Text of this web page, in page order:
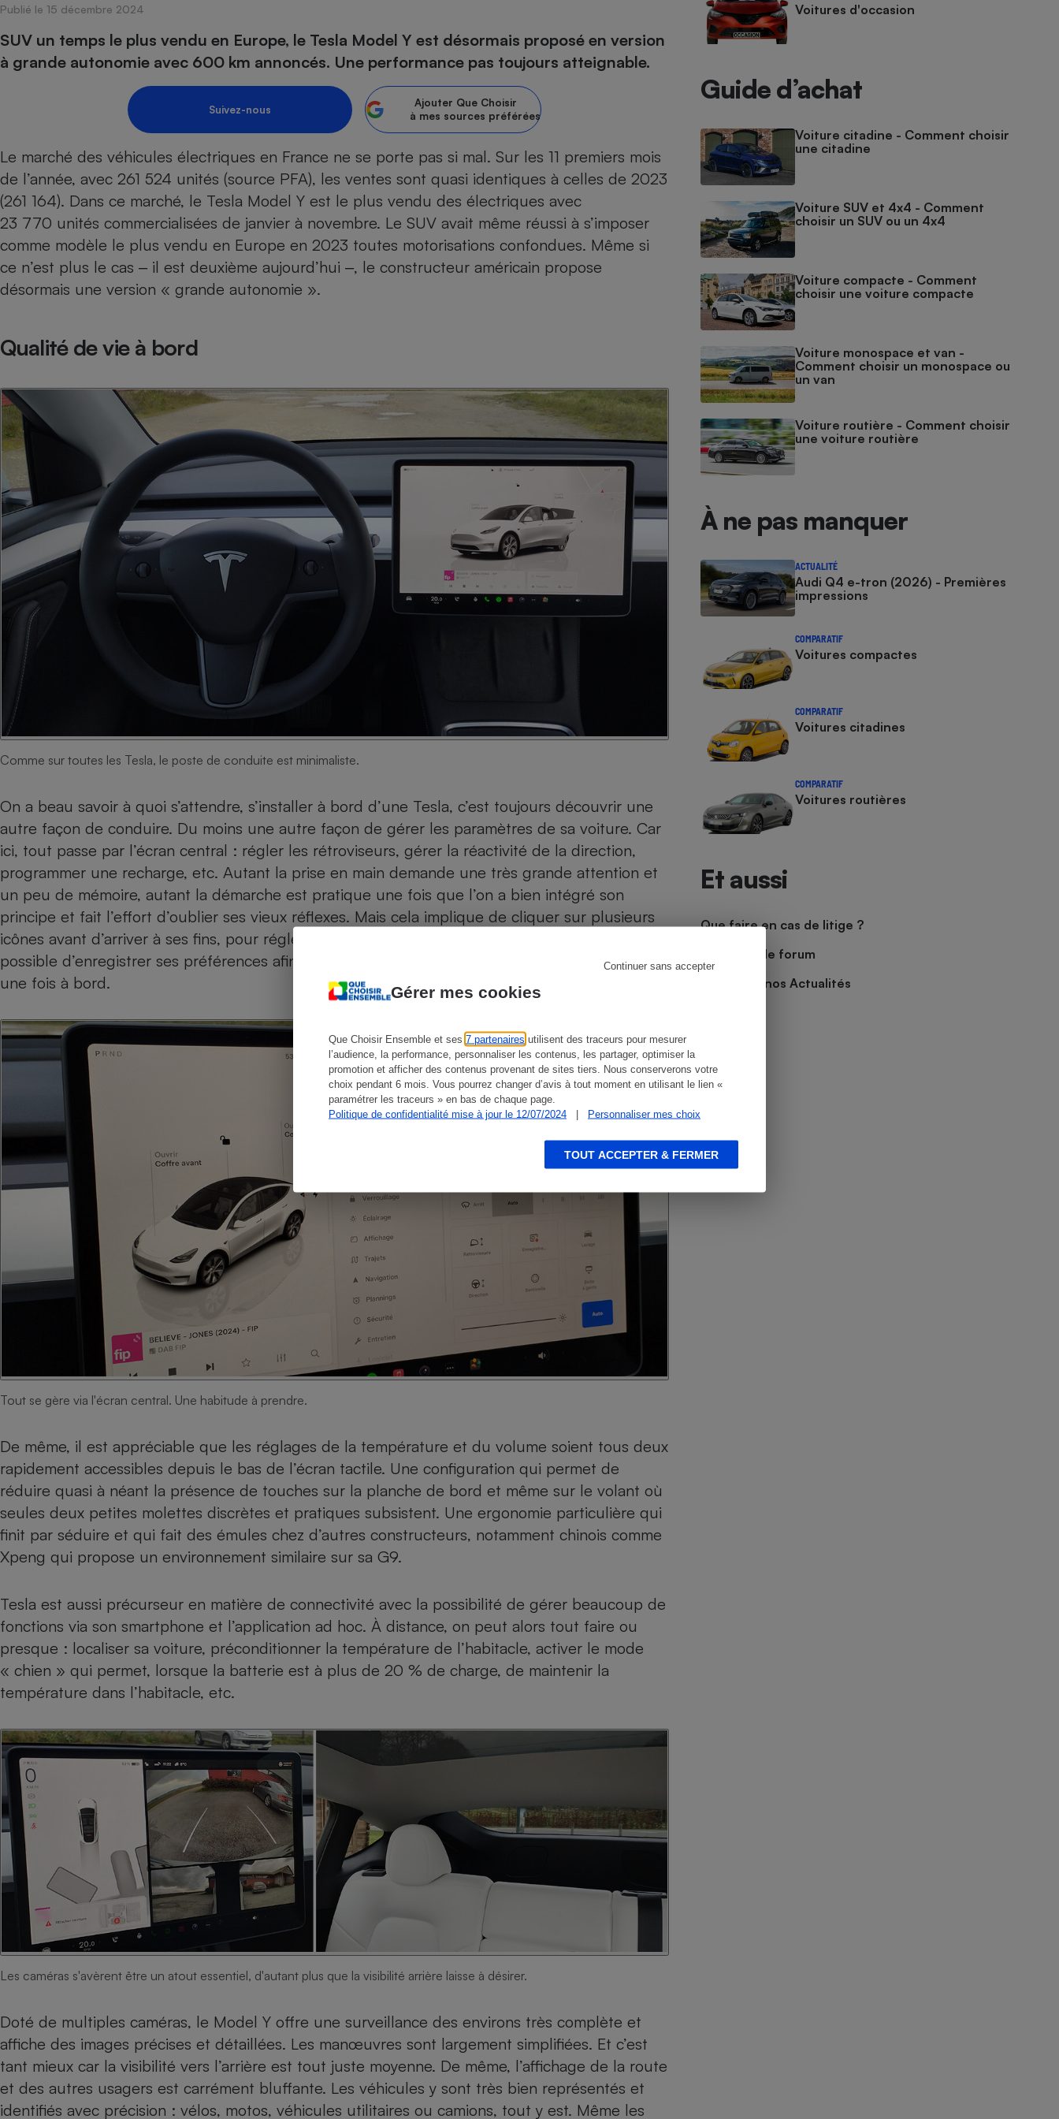
Gérer mes cookies
Que Choisir Ensemble et ses 7 partenaires utilisent des traceurs pour mesurer
l’audience, la performance, personnaliser les contenus, les partager, optimiser la
promotion et afficher des contenus provenant de sites tiers. Nous conserverons votre
choix pendant 6 mois. Vous pourrez changer d’avis à tout moment en utilisant le lien «
paramétrer les traceurs » en bas de chaque page.
Politique de confidentialité mise à jour le 12/07/2024
| Personnaliser mes choix
Continuer sans accepter
TOUT ACCEPTER & FERMER
Publié le 15 décembre 2024
SUV un temps le plus vendu en Europe, le Tesla Model Y est désormais proposé en version
à grande autonomie avec 600 km annoncés. Une performance pas toujours atteignable.
Suivez-nous
Ajouter Que Choisir
à mes sources préférées
Le marché des véhicules électriques en France ne se porte pas si mal. Sur les 11 premiers mois
de l’année, avec 261 524 unités (source PFA), les ventes sont quasi identiques à celles de 2023
(261 164). Dans ce marché, le Tesla Model Y est le plus vendu des électriques avec
23 770 unités commercialisées de janvier à novembre. Le SUV avait même réussi à s’imposer
comme modèle le plus vendu en Europe en 2023 toutes motorisations confondues. Même si
ce n’est plus le cas ‒ il est deuxième aujourd’hui ‒, le constructeur américain propose
désormais une version « grande autonomie ».
Qualité de vie à bord
Comme sur toutes les Tesla, le poste de conduite est minimaliste.
On a beau savoir à quoi s’attendre, s’installer à bord d’une Tesla, c’est toujours découvrir une
autre façon de conduire. Du moins une autre façon de gérer les paramètres de sa voiture. Car
ici, tout passe par l’écran central : régler les rétroviseurs, gérer la réactivité de la direction,
programmer une recharge, etc. Autant la prise en main demande une très grande attention et
un peu de mémoire, autant la démarche est pratique une fois que l’on a bien intégré son
principe et fait l’effort d’oublier ses vieux réflexes. Mais cela implique de cliquer sur plusieurs
icônes avant d’arriver à ses fins, pour régler les rétroviseurs par exemple. Heureusement, il est
possible d’enregistrer ses préférences afin de retrouver automatiquement tous ses réglages
une fois à bord.
Tout se gère via l'écran central. Une habitude à prendre.
De même, il est appréciable que les réglages de la température et du volume soient tous deux
rapidement accessibles depuis le bas de l’écran tactile. Une configuration qui permet de
réduire quasi à néant la présence de touches sur la planche de bord et même sur le volant où
seules deux petites molettes discrètes et pratiques subsistent. Une ergonomie particulière qui
finit par séduire et qui fait des émules chez d’autres constructeurs, notamment chinois comme
Xpeng qui propose un environnement similaire sur sa G9.
Tesla est aussi précurseur en matière de connectivité avec la possibilité de gérer beaucoup de
fonctions via son smartphone et l’application ad hoc. À distance, on peut alors tout faire ou
presque : localiser sa voiture, préconditionner la température de l’habitacle, activer le mode
« chien » qui permet, lorsque la batterie est à plus de 20 % de charge, de maintenir la
température dans l’habitacle, etc.
Les caméras s'avèrent être un atout essentiel, d'autant plus que la visibilité arrière laisse à désirer.
Doté de multiples caméras, le Model Y offre une surveillance des environs très complète et
affiche des images précises et détaillées. Les manœuvres sont largement simplifiées. Et c’est
tant mieux car la visibilité vers l’arrière est tout juste moyenne. De même, l’affichage de la route
et des autres usagers est carrément bluffante. Les véhicules y sont très bien représentés et
identifiés avec précision : vélos, motos, véhicules utilitaires ou camions, tout y est. Même les
Voitures d'occasion
Guide d’achat
Voiture citadine - Comment choisir
une citadine
Voiture SUV et 4x4 - Comment
choisir un SUV ou un 4x4
Voiture compacte - Comment
choisir une voiture compacte
Voiture monospace et van -
Comment choisir un monospace ou
un van
Voiture routière - Comment choisir
une voiture routière
À ne pas manquer
ACTUALITÉ
Audi Q4 e-tron (2026) - Premières
impressions
COMPARATIF
Voitures compactes
COMPARATIF
Voitures citadines
COMPARATIF
Voitures routières
Et aussi
Que faire en cas de litige ?
Découvrir le forum
Consulter nos Actualités
Complément
Foie gras
Champagne - Comment choisir une
bouteille de champagne
Assurance emprunteur Assurance vie
Banque en ligne
Gros électroménager
Petit électroménager - Ustensile
Lave-linge Lave-vaisselle
Plaque de cuisson à
induction
Four encastrable
Climatiseur -
Ventilateur
Aspirateur
Robot ménager
Téléphonie
Téléviseur Ordinateur portable
Téléphone mobile -
Matelas Poêle à granulés
Climatiseur -
Ventilateur
Lessive
Mutuelle Aide auditive
Antimoustique Crème solaire